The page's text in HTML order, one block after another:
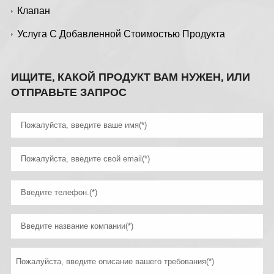
Клапан
Услуга С Добавленной Стоимостью Продукта
ИЩИТЕ, КАКОЙ ПРОДУКТ ВАМ НУЖЕН, ИЛИ
ОТПРАВЬТЕ ЗАПРОС